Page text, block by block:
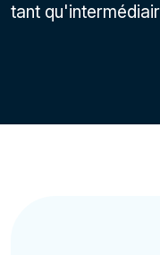
tant